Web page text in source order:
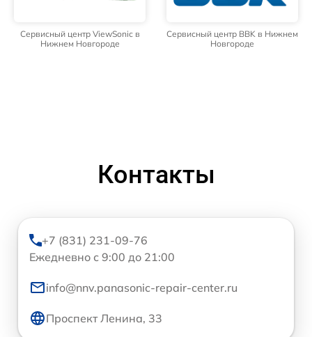
Сервисный центр ViewSonic в
Нижнем Новгороде
Сервисный центр BBK в Нижнем
Новгороде
Контакты
+7 (831) 231-09-76
Ежедневно с 9:00 до 21:00
info@nnv.panasonic-repair-center.ru
Проспект Ленина, 33